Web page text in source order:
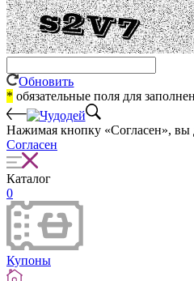
Обновить
* обязательные поля для
Нажимая кнопку «Согласен», вы
Согласен
Каталог
0
Купоны